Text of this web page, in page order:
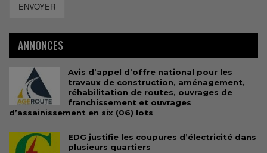
ENVOYER
ANNONCES
Avis d’appel d’offre national pour les
travaux de construction, aménagement,
réhabilitation de routes, ouvrages de
franchissement et ouvrages
d’assainissement en six (06) lots
EDG justifie les coupures d’électricité dans
plusieurs quartiers